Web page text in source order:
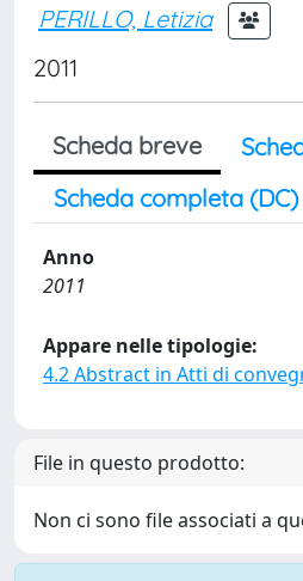
PERILLO, Letizia
2011
Scheda breve
Scheda completa (DC)
Anno
2011
Appare nelle tipologie:
4.2 Abstract in Atti di
File in questo prodotto:
Non ci sono file associati a